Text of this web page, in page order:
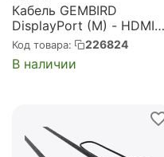
Кабель GEMBIRD
DisplayPort (M) - HDMI
(M), 1м (CC-DP-HDMI-1M)
Код товара: 226824
В наличии